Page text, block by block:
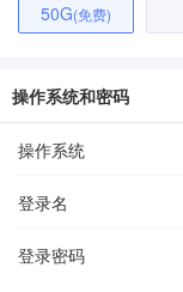
50G(免费)
操作系统和密码
操作系统
登录名
登录密码